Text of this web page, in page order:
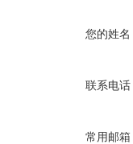
您的姓名
联系电话
常用邮箱